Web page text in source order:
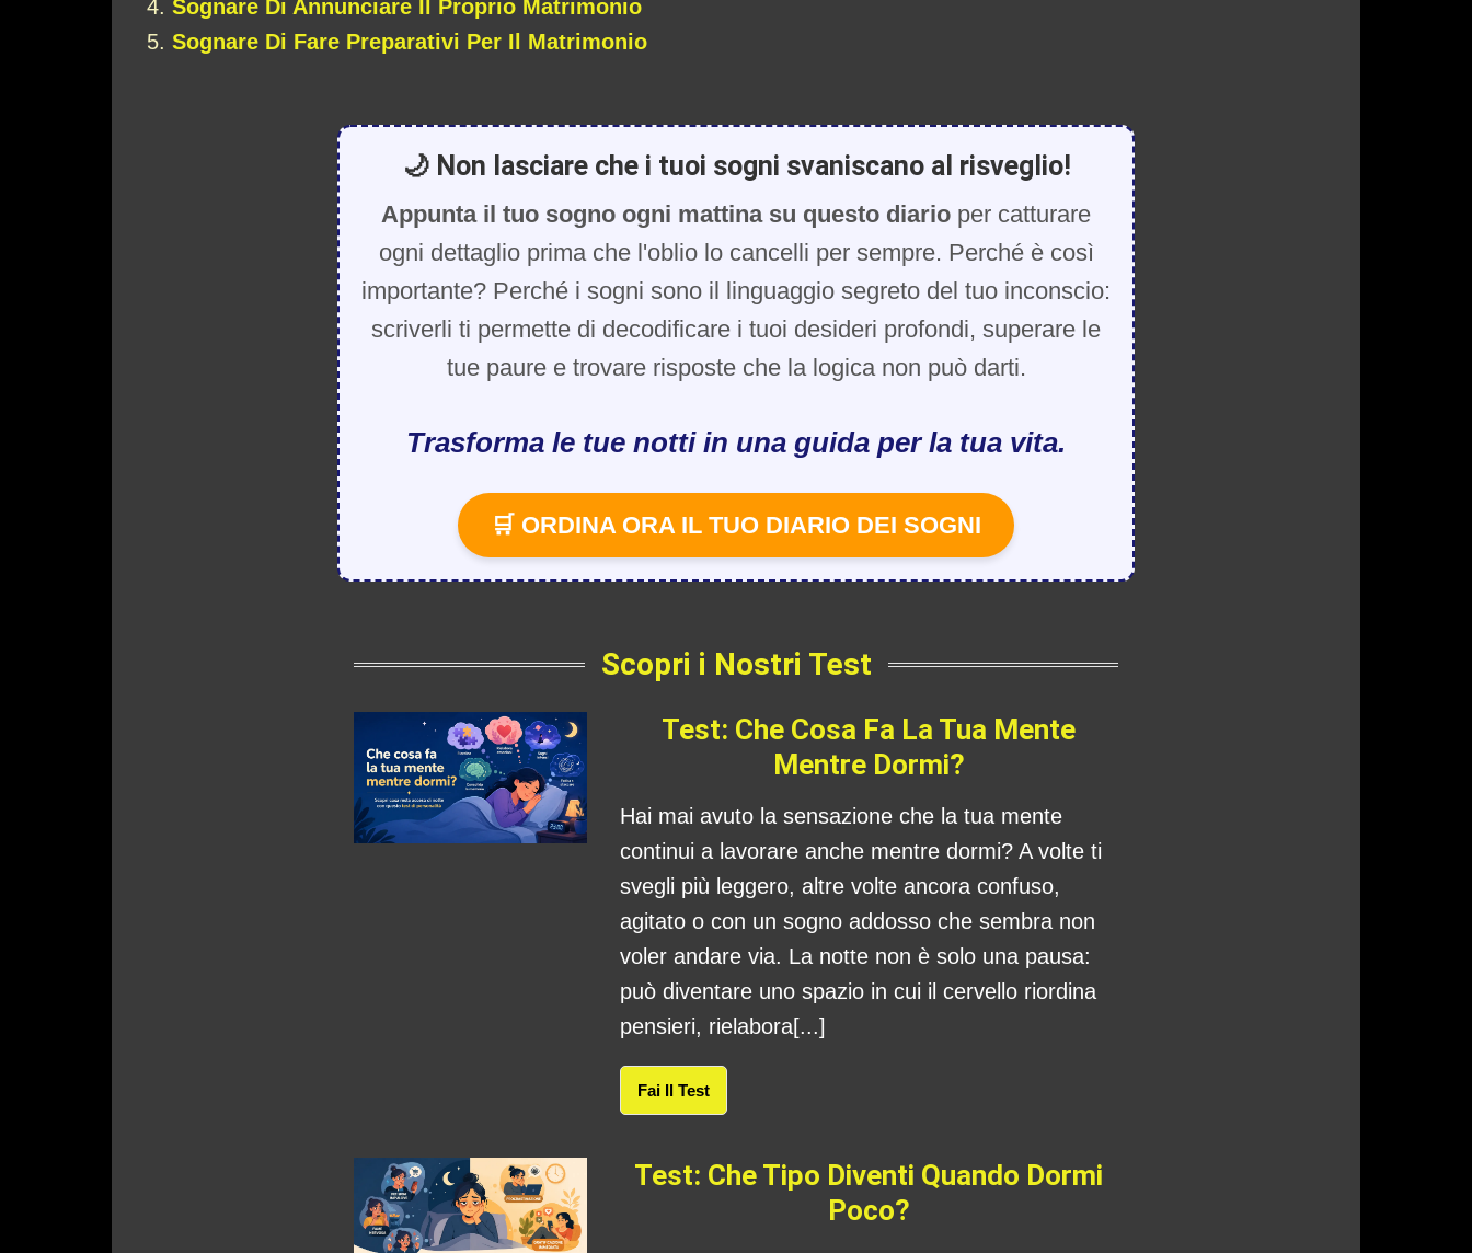
Sognare Di Annunciare Il Proprio Matrimonio
Sognare Di Fare Preparativi Per Il Matrimonio
🌙 Non lasciare che i tuoi sogni svaniscano al risveglio!
Appunta il tuo sogno ogni mattina su questo diario per catturare
ogni dettaglio prima che l'oblio lo cancelli per sempre. Perché è così
importante? Perché i sogni sono il linguaggio segreto del tuo inconscio:
scriverli ti permette di decodificare i tuoi desideri profondi, superare le
tue paure e trovare risposte che la logica non può darti.
Trasforma le tue notti in una guida per la tua vita.
🛒 ORDINA ORA IL TUO DIARIO DEI SOGNI
Scopri i Nostri Test
Test: Che Cosa Fa La Tua Mente
Mentre Dormi?
Hai mai avuto la sensazione che la tua mente
continui a lavorare anche mentre dormi? A volte ti
svegli più leggero, altre volte ancora confuso,
agitato o con un sogno addosso che sembra non
voler andare via. La notte non è solo una pausa:
può diventare uno spazio in cui il cervello riordina
pensieri, rielabora[...]
Fai Il Test
Test: Che Tipo Diventi Quando Dormi
Poco?